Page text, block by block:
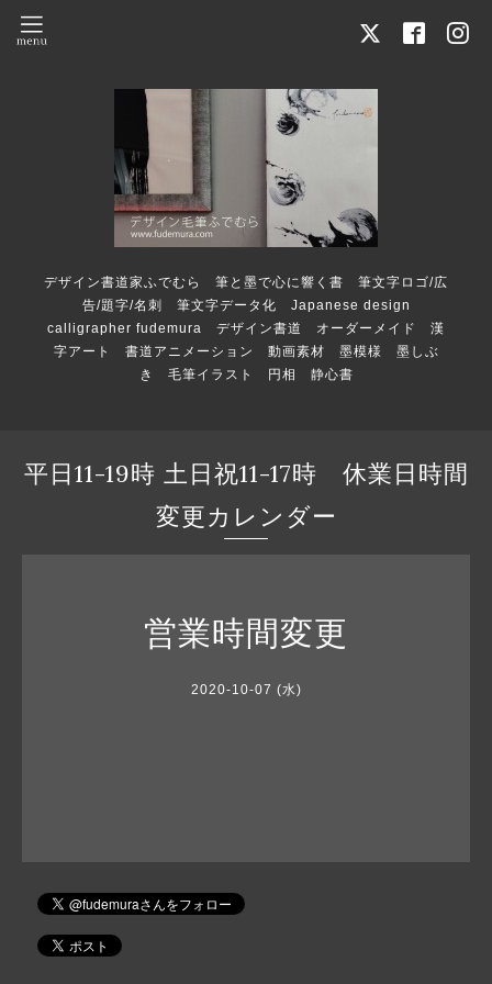
デザイン書道家ふでむら 筆と墨で心に響く書 筆文字ロゴ/広
告/題字/名刺 筆文字データ化 Japanese design
calligrapher fudemura デザイン書道 オーダーメイド 漢
字アート 書道アニメーション 動画素材 墨模様 墨しぶ
き 毛筆イラスト 円相 静心書
平日11-19時 土日祝11-17時 休業日時間
変更カレンダー
営業時間変更
2020-10-07 (水)